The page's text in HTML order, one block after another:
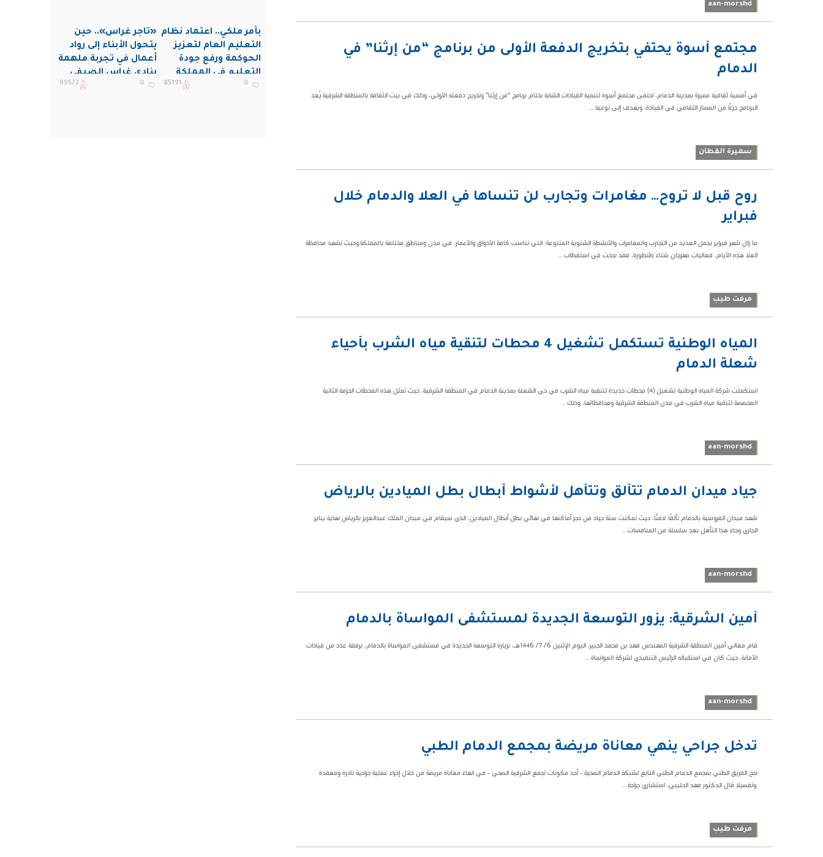
aan-morshd
مجتمع أسوة يحتفي بتخريج الدفعة الأولى من برنامج “من إرثنا” في
الدمام
في أمسية ثقافية مميزة بمدينة الدمام، احتفى مجتمع أسوة لتنمية القيادات الشابة بختام برنامج “من إرثنا” وتخريج دفعته الأولى، وذلك في بيت الثقافة بالمنطقة الشرقية.يُعد
البرنامج جزءًا من المسار الثقافي في القيادة، ويهدف إلى توعية ...
سميرة القطان
روح قبل لا تروح… مغامرات وتجارب لن تنساها في العلا والدمام خلال
فبراير​
ما زال شهر فبراير يحمل العديد من التجارب والمغامرات والأنشطة الشتوية المتنوعة؛ التي تناسب كافة الأذواق والأعمار، في مدن ومناطق مختلفة بالمملكة.وحيث تشهد محافظة
العلا هذه الأيام، فعاليات مهرجان شتاء طنطورة، فقد نجحت في استقطاب ...
مرفت طيب
المياه الوطنية تستكمل تشغيل 4 محطات لتنقية مياه الشرب بأحياء
شعلة الدمام
استكملت شركة المياه الوطنية تشغيل (4) محطات جديدة لتنقية مياه الشرب في حي الشعلة بمدينة الدمام في المنطقة الشرقية، حيث تمثل هذه المحطات الحزمة الثانية
المخصصة لتنقية مياه الشرب في مدن المنطقة الشرقية ومحافظاتها، وذلك ...
aan-morshd
جياد ميدان الدمام تتألق وتتأهل لأشواط أبطال بطل الميادين بالرياض
شهد ميدان الفروسية بالدمام تألقًا لافتًا، حيث تمكنت ستة جياد من حجز أماكنها في نهائي بطل أبطال الميادين، الذي سيقام في ميدان الملك عبدالعزيز بالرياض نهاية يناير
الجاري وجاء هذا التأهل بعد سلسلة من المنافسات ...
aan-morshd
أمين الشرقية: يزور التوسعة الجديدة لمستشفى المواساة بالدمام
قام معالي أمين المنطقة الشرقية المهندس فهد بن محمد الجبير، اليوم الإثنين 6/ 7/ 1446هـ، بزيارة التوسعة الجديدة في مستشفى المواساة بالدمام، برفقة عدد من قيادات
الأمانة، حيث كان في استقباله الرئيس التنفيذي لشركة المواساة ...
aan-morshd
تدخل جراحي ينهي معاناة مريضة بمجمع الدمام الطبي
نجح الفريق الطبي بمجمع الدمام الطبي التابع لشبكة الدمام الصحية - أحد مكونات تجمع الشرقية الصحي - في انهاء معاناة مريضة من خلال إجراء عملية جراحية نادرة ومعقدة
.وتفصيلا قال الدكتور فهد الحليبي، استشاري جراحة ...
مرفت طيب
بأمر ملكي.. اعتماد نظام
التعليم العام لتعزيز
الحوكمة ورفع جودة
التعليم في المملكة
0
85191
«تاجر غراس».. حين
يتحول الأبناء إلى رواد
أعمال في تجربة ملهمة
بنادي غراس الصيفي
بالجبيل
0
99572